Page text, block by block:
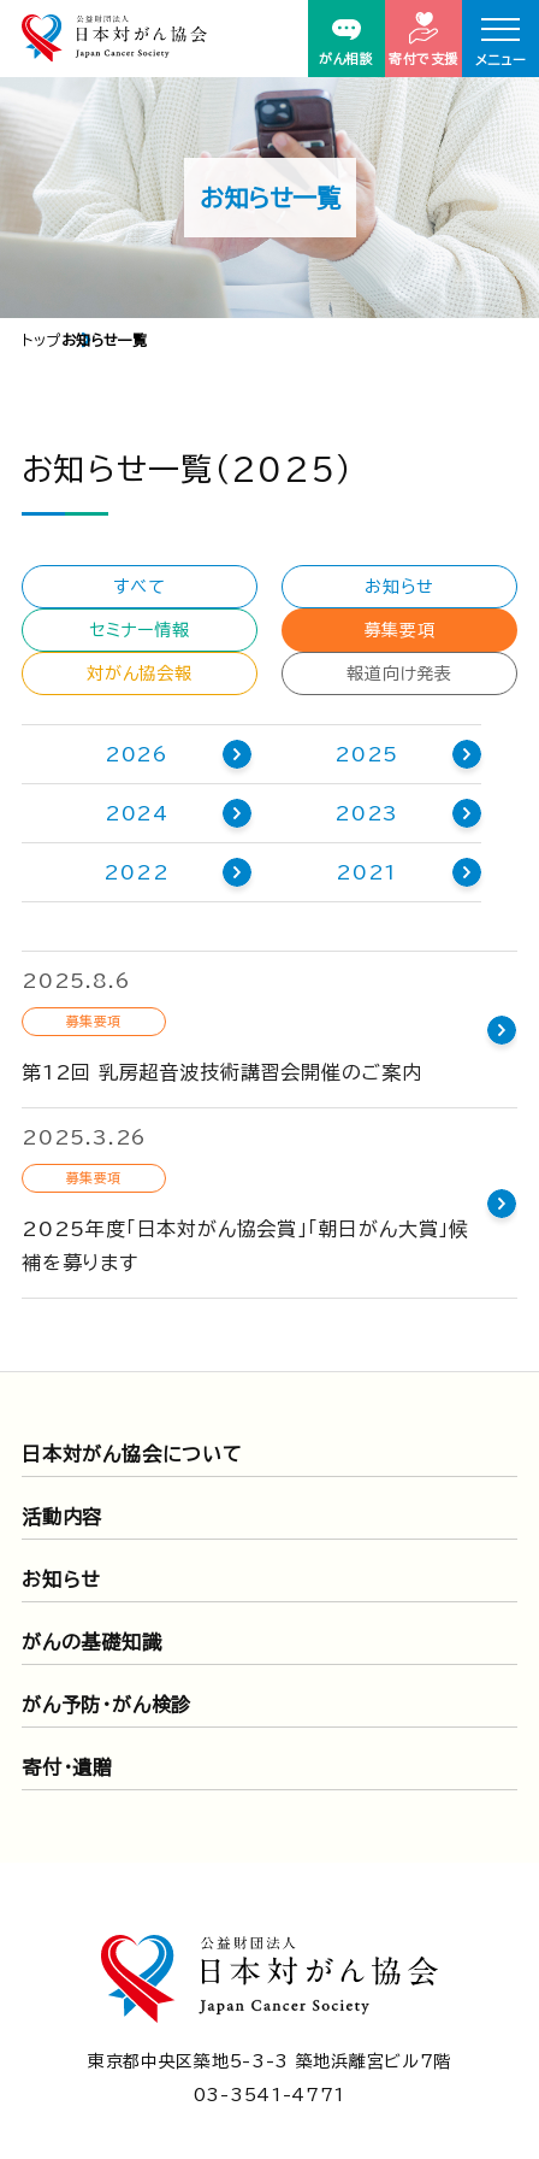
がん相談 寄付で支援 メニュー
お知らせ一覧
トップお知らせ一覧
お知らせ一覧（2025）
すべて お知らせ
セミナー情報 募集要項
対がん協会報 報道向け発表
2026 2025
2024 2023
2022 2021
2025.8.6
募集要項
第12回 乳房超音波技術講習会開催のご案内
2025.3.26
募集要項
2025年度「日本対がん協会賞」「朝日がん大賞」候
補を募ります
日本対がん協会について
活動内容
お知らせ
がんの基礎知識
がん予防・がん検診
寄付・遺贈
東京都中央区築地5-3-3 築地浜離宮ビル7階
03-3541-4771